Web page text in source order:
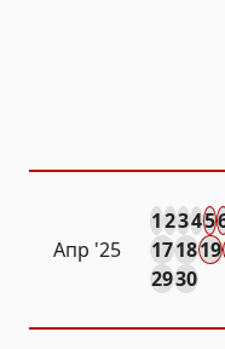
Апр '25
12345
171819
2930